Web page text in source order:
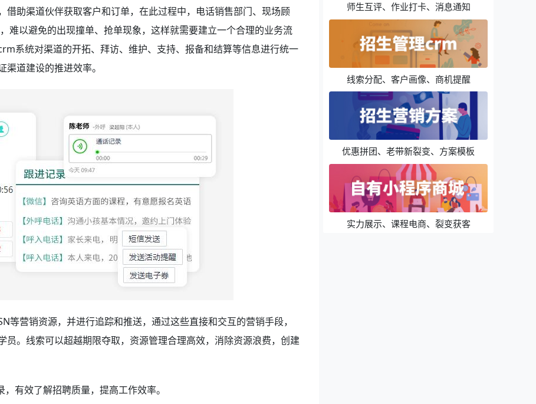
借助渠道伙伴获取客户和订单，在此过程中，电话销售部门、现场顾
难以避免的出现撞单、抢单现象，这样就需要建立一个合理的业务流
系统对渠道的开拓、拜访、维护、支持、报备和结算等信息进行统一
道建设的推进效率。
等营销资源，并进行追踪和推送，通过这些直接和交互的营销手段，
。线索可以超越期限夺取，资源管理合理高效，消除资源浪费，创建
有效了解招聘质量，提高工作效率。
师生互评、作业打卡、消息通知
线索分配、客户画像、商机提醒
优惠拼团、老带新裂变、方案模板
实力展示、课程电商、裂变获客